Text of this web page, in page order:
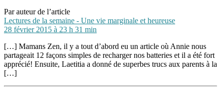
Par auteur de l’article
Lectures de la semaine - Une vie marginale et heureusedit :
28 février 2015 à 23 h 31 min
[…] Mamans Zen, il y a tout d’abord eu un article où Annie nous
partageait 12 façons simples de recharger nos batteries et il a été fort
apprécié! Ensuite, Laetitia a donné de superbes trucs aux parents à la
[…]